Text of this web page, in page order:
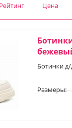
Рейтинг Цена
Ботинки
Размеры: